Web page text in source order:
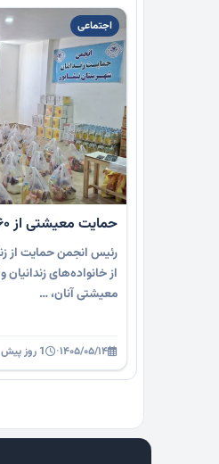
اجتماعی
حمایت معیشتی از ۳۶۰ خانواده زندانی در نیشابور
رئیس انجمن حمایت از
از خانواده‌های
معیشتی آنان، …
۱۴۰۵/۰۵/۱۴· 1 روز پیش